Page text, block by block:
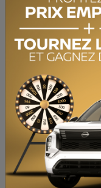
TRANSMISSION :
MOTEUR :
MOTEUR (L) :
CARBURANT :
COULEUR EXTÉRIEUR :
PORTES :
COULEUR INTÉRIEUR:
PASSAGERS :